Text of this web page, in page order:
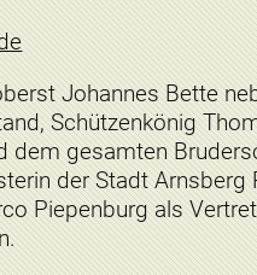
Johannes Bette
Schützenkönig
dem gesamten
der Stadt Arnsberg
Piepenburg als